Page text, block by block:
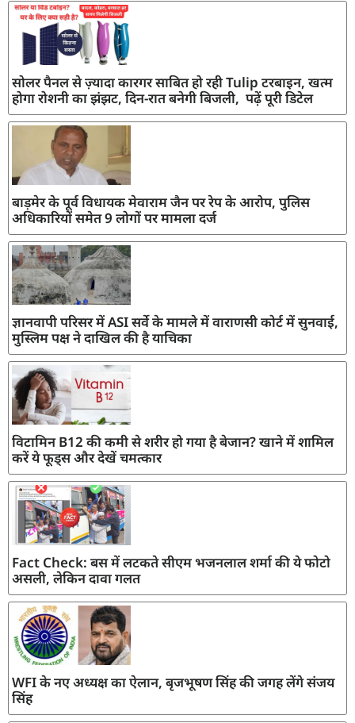
सोलर पैनल से ज़्यादा कारगर साबित हो रही Tulip टरबाइन, खत्म
होगा रोशनी का झंझट, दिन-रात बनेगी बिजली, पढ़ें पूरी डिटेल
बाड़मेर के पूर्व विधायक मेवाराम जैन पर रेप के आरोप, पुलिस
अधिकारियों समेत 9 लोगों पर मामला दर्ज
ज्ञानवापी परिसर में ASI सर्वे के मामले में वाराणसी कोर्ट में सुनवाई,
मुस्लिम पक्ष ने दाखिल की है याचिका
विटामिन B12 की कमी से शरीर हो गया है बेजान? खाने में शामिल
करें ये फूड्स और देखें चमत्कार
Fact Check: बस में लटकते सीएम भजनलाल शर्मा की ये फोटो
असली, लेकिन दावा गलत
WFI के नए अध्यक्ष का ऐलान, बृजभूषण सिंह की जगह लेंगे संजय
सिंह